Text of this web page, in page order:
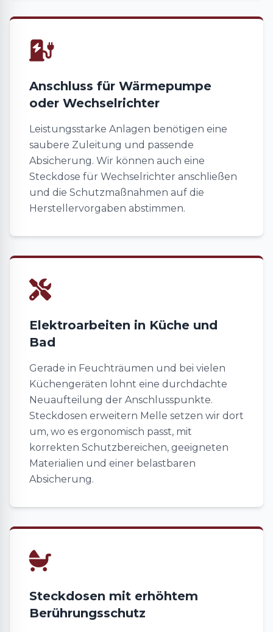
Anschluss für Wärmepumpe
oder Wechselrichter
Leistungsstarke Anlagen benötigen eine
saubere Zuleitung und passende
Absicherung. Wir können auch eine
Steckdose für Wechselrichter anschließen
und die Schutzmaßnahmen auf die
Herstellervorgaben abstimmen.
Elektroarbeiten in Küche und
Bad
Gerade in Feuchträumen und bei vielen
Küchengeräten lohnt eine durchdachte
Neuaufteilung der Anschlusspunkte.
Steckdosen erweitern Melle setzen wir dort
um, wo es ergonomisch passt, mit
korrekten Schutzbereichen, geeigneten
Materialien und einer belastbaren
Absicherung.
Steckdosen mit erhöhtem
Berührungsschutz